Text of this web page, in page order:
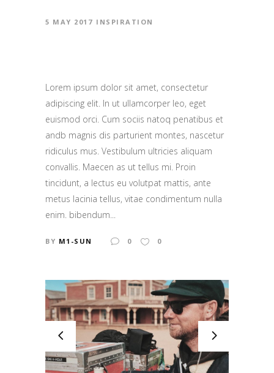
5 MAY 2017 INSPIRATION
Lorem ipsum dolor sit amet, consectetur
adipiscing elit. In ut ullamcorper leo, eget
euismod orci. Cum sociis natoq penatibus et
andb magnis dis parturient montes, nascetur
ridiculus mus. Vestibulum ultricies aliquam
convallis. Maecen as ut tellus mi. Proin
tincidunt, a lectus eu volutpat mattis, ante
metus lacinia tellus, vitae condimentum nulla
enim. bibendum...
BY M1-SUN 0 0